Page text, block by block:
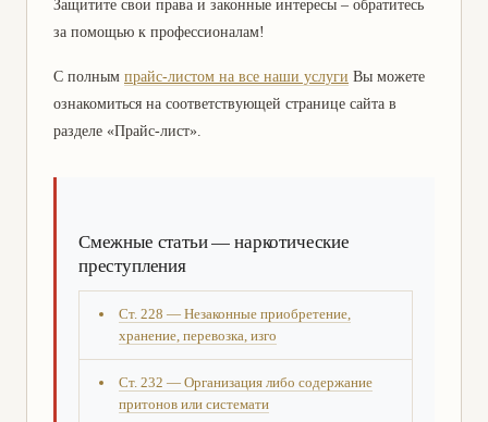
Защитите свои права и законные интересы – обратитесь
за помощью к профессионалам!
С полным прайс-листом на все наши услуги Вы можете
ознакомиться на соответствующей странице сайта в
разделе «Прайс-лист».
Смежные статьи — наркотические
преступления
Ст. 228 — Незаконные приобретение,
хранение, перевозка, изго
Ст. 232 — Организация либо содержание
притонов или системати